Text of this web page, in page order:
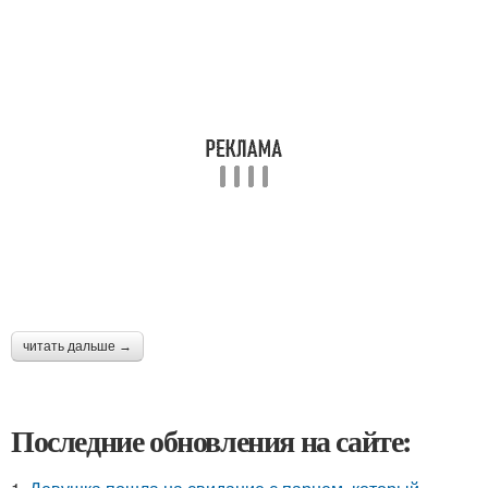
читать дальше →
Последние обновления на сайте: